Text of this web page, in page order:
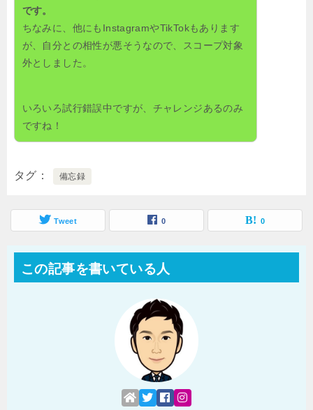
です。
ちなみに、他にもInstagramやTikTokもあります
が、自分との相性が悪そうなので、スコープ対象
外としました。
いろいろ試行錯誤中ですが、チャレンジあるのみ
ですね！
タグ 備忘録
Tweet 0 0
この記事を書いている人